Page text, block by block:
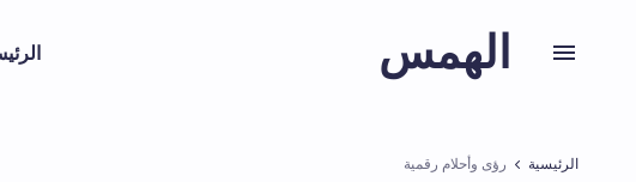
الهمس
الرئيسية رؤى وأحلام رقمية